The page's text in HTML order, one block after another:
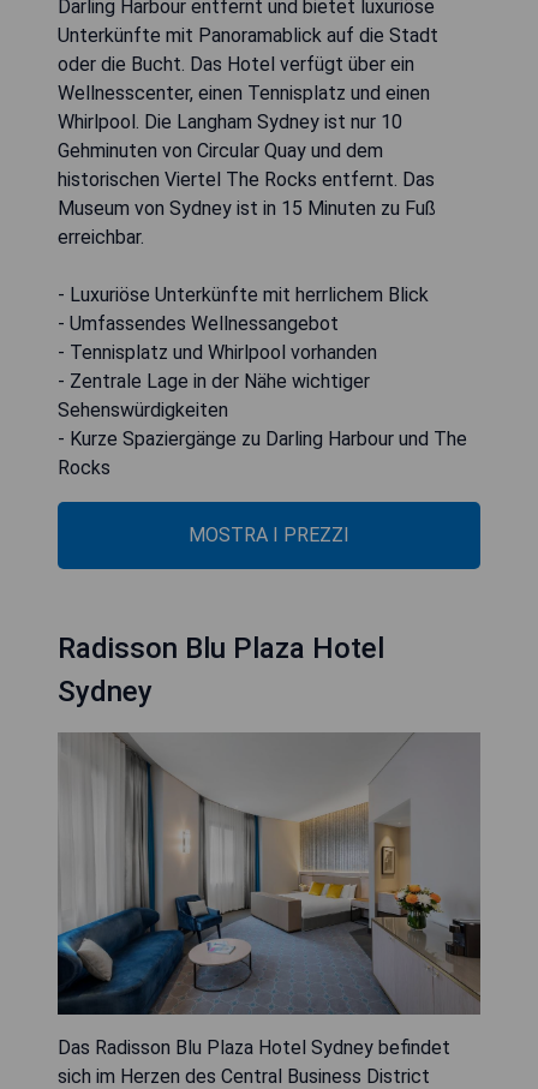
Darling Harbour entfernt und bietet luxuriöse
Unterkünfte mit Panoramablick auf die Stadt
oder die Bucht. Das Hotel verfügt über ein
Wellnesscenter, einen Tennisplatz und einen
Whirlpool. Die Langham Sydney ist nur 10
Gehminuten von Circular Quay und dem
historischen Viertel The Rocks entfernt. Das
Museum von Sydney ist in 15 Minuten zu Fuß
erreichbar.
- Luxuriöse Unterkünfte mit herrlichem Blick
- Umfassendes Wellnessangebot
- Tennisplatz und Whirlpool vorhanden
- Zentrale Lage in der Nähe wichtiger
Sehenswürdigkeiten
- Kurze Spaziergänge zu Darling Harbour und The
Rocks
MOSTRA I PREZZI
Radisson Blu Plaza Hotel
Sydney
Das Radisson Blu Plaza Hotel Sydney befindet
sich im Herzen des Central Business District